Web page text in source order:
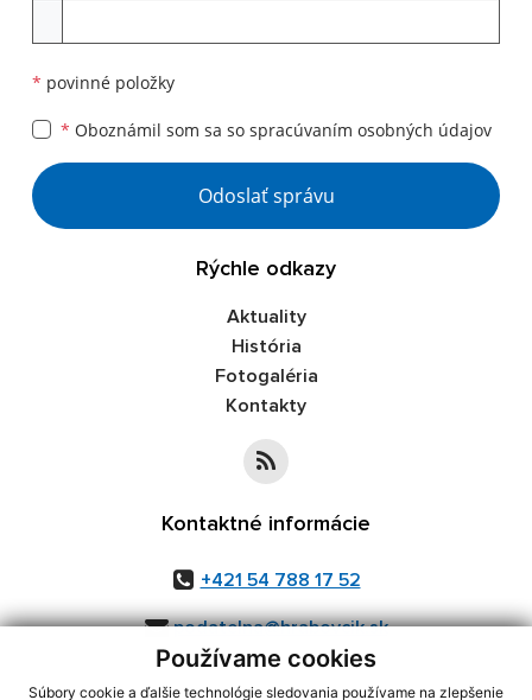
Používame cookies
Súbory cookie a ďalšie technológie sledovania používame na zlepšenie
* povinné položky
* Oboznámil som sa so spracúvaním osobných údajov
Google reCaptcha Response
Odoslať správu
Rýchle odkazy
Aktuality
História
Fotogaléria
Kontakty
Kontaktné informácie
+421 54 788 17 52
podatelna@hrabovcik.sk